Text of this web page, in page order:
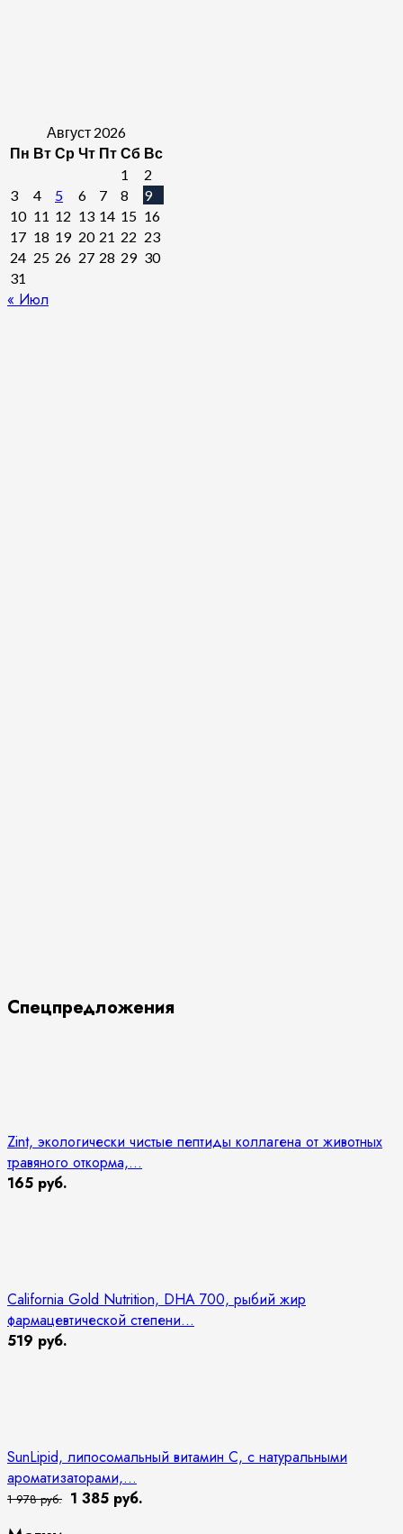
Август 2026
Пн Вт Ср Чт Пт Сб Вс
1
2
3
4 5 6 7 8
9
10 11 12 13 14 15 16
17 18 19 20 21 22 23
24 25 26 27 28 29 30
31
« Июл
Спецпредложения
Zint, экологически чистые пептиды коллагена от животных
травяного откорма,...
165 руб.
California Gold Nutrition, DHA 700, рыбий жир
фармацевтической степени...
519 руб.
SunLipid, липосомальный витамин C, с натуральными
ароматизаторами,...
1 978 руб. 1 385 руб.